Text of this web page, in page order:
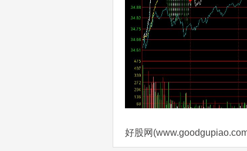
好股网